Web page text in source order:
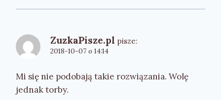
ZuzkaPisze.pl pisze:
2018-10-07 o 14:14
Mi się nie podobają takie rozwiązania. Wolę
jednak torby.